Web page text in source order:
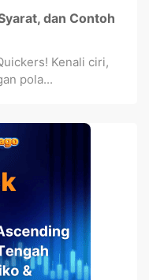
dan Contoh
Kenali ciri,
pola...